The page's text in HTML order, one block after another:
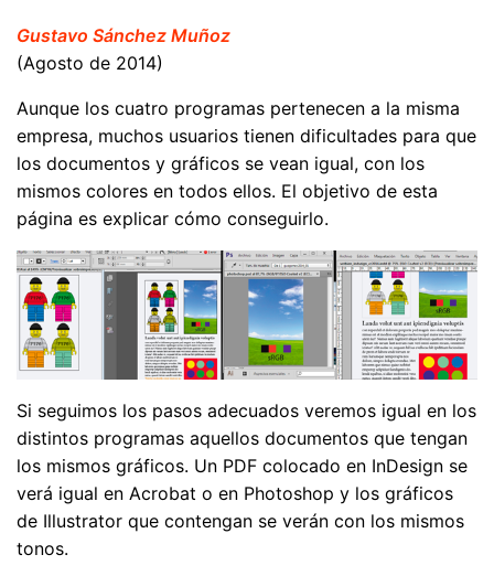
Gustavo Sánchez Muñoz
(Agosto de 2014)
Aunque los cuatro programas pertenecen a la misma
empresa, muchos usuarios tienen dificultades para que
los documentos y gráficos se vean igual, con los
mismos colores en todos ellos. El objetivo de esta
página es explicar cómo conseguirlo.
Si seguimos los pasos adecuados veremos igual en los
distintos programas aquellos documentos que tengan
los mismos gráficos. Un PDF colocado en InDesign se
verá igual en Acrobat o en Photoshop y los gráficos
de Illustrator que contengan se verán con los mismos
tonos.